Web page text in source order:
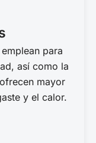
para
así como la
mayor
y el calor.